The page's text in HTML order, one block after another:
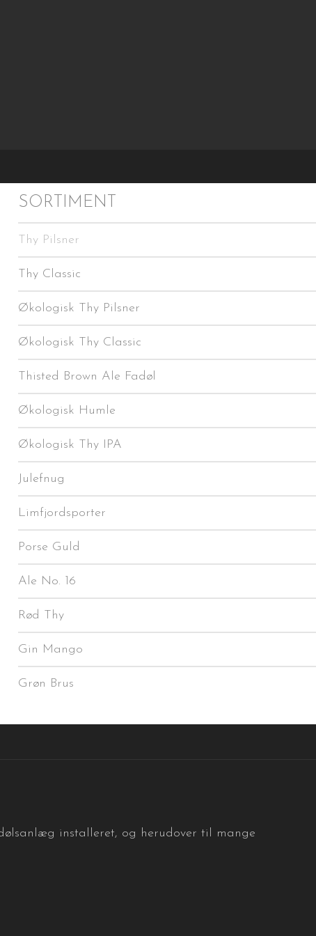
SORTIMENT
Thy Pilsner
Thy Classic
Økologisk Thy Pilsner
Økologisk Thy Classic
Thisted Brown Ale Fadøl
Økologisk Humle
Økologisk Thy IPA
Julefnug
Limfjordsporter
Porse Guld
Ale No. 16
Rød Thy
Gin Mango
Grøn Brus
installeret, og herudover til mange